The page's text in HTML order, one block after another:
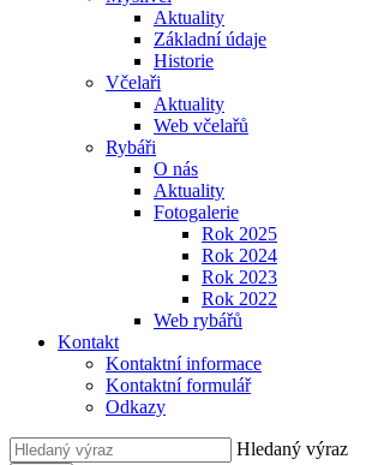
Aktuality
Základní údaje
Historie
Včelaři
Aktuality
Web včelařů
Rybáři
O nás
Aktuality
Fotogalerie
Rok 2025
Rok 2024
Rok 2023
Rok 2022
Web rybářů
Kontakt
Kontaktní informace
Kontaktní formulář
Odkazy
Hledaný výraz